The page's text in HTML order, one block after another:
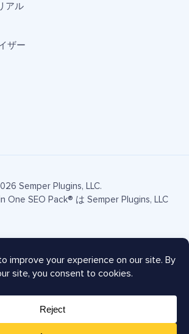
アル
ザー
Semper Plugins, LLC.
One SEO Pack® は Semper Plugins, LLC